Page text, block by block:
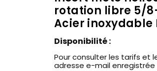
rotation libre 5/8-
Acier inoxydable
Disponibilité :
Pour consulter les tarifs et
adresse e-mail enregistrée